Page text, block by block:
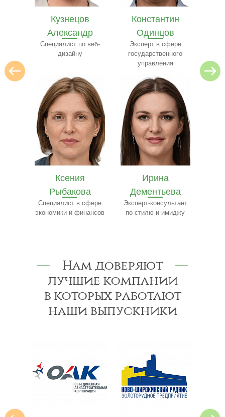
Константин
Одинцов
Эксперт в сфере
государственного
Ирина
Дементьева
Эксперт-консультант
по стилю и имиджу
Илья Лебедев
Эксперт по
архитектуре
Ярослав
Бобылёв
Эксперт по пищевому
производству
Нам доверяют
лучшие компании
в которых работают
наши выпускники